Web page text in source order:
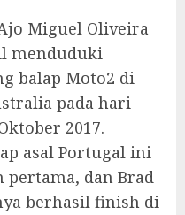
Miguel Oliveira
menduduki
balap Moto2 di
pada hari
2017.
asal Portugal ini
dan Brad
berhasil finish di